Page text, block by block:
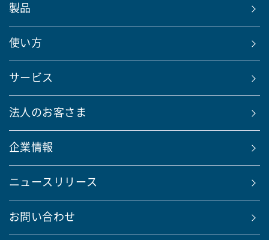
製品
使い方
サービス
法人のお客さま
企業情報
ニュースリリース
お問い合わせ